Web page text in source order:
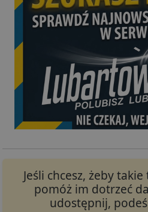
Jeśli chcesz, żeby
pomóż im dotrzeć
udostępnij,